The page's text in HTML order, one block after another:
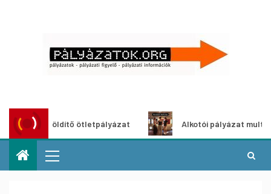
ötletpályázat Alkotói pályázat multimédia-